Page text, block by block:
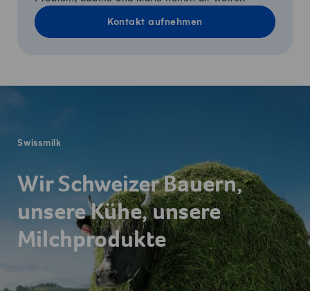
Kontakt aufnehmen
Swissmilk
Wir Schweizer Bauern,
unsere Kühe, unsere
Milchprodukte